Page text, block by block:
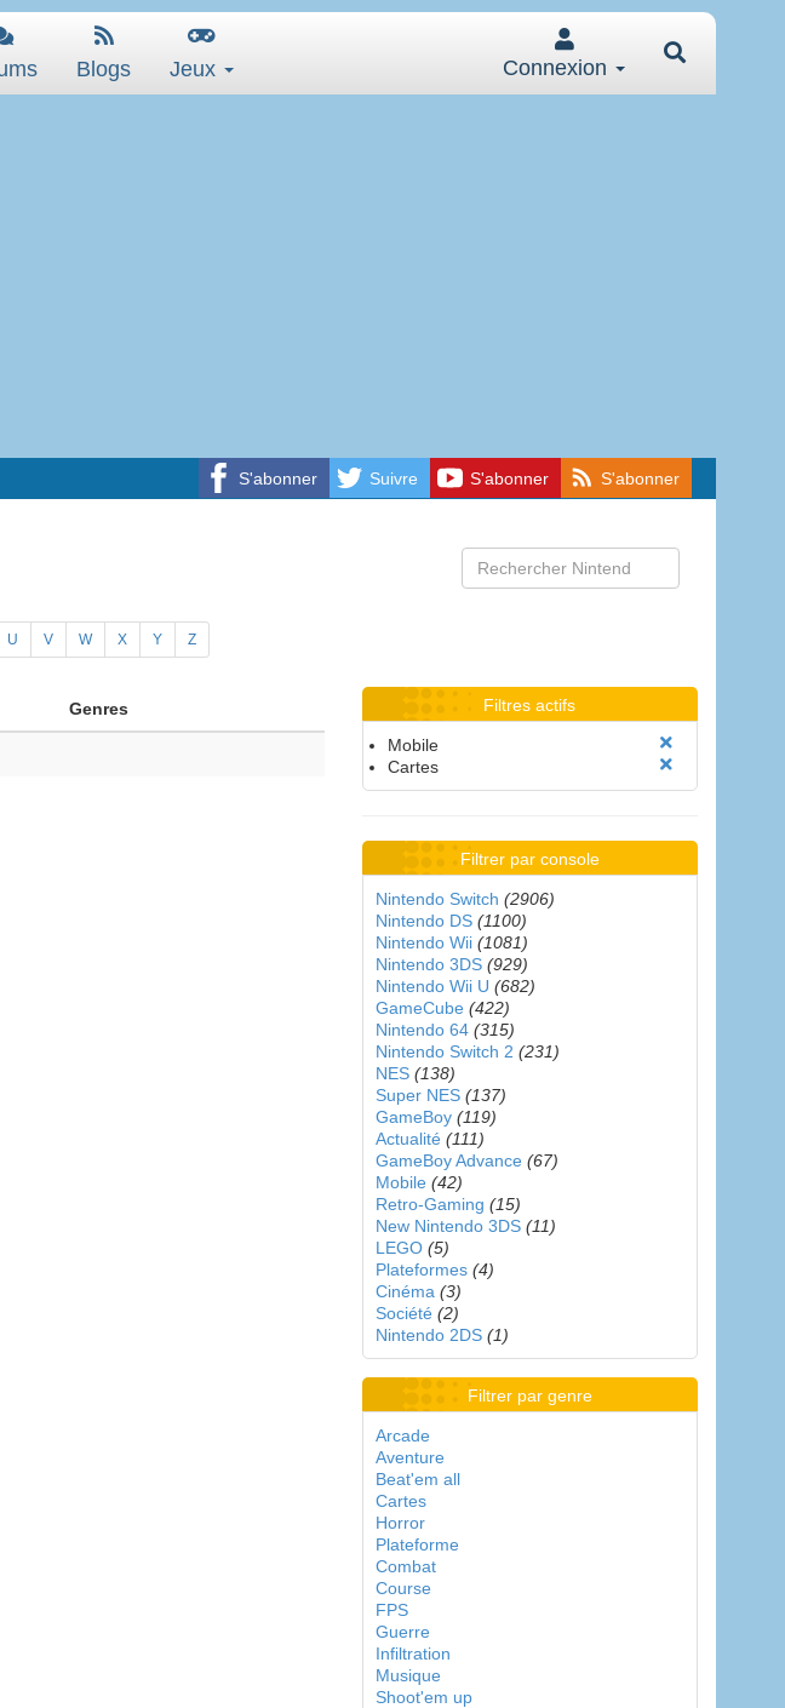
Blogs Jeux Connexion
S'abonner Suivre S'abonner S'abonner
U V W X Y Z
Genres Filtres actifs
Mobile
Cartes
Filtrer par console
Nintendo Switch (2906)
Nintendo DS (1100)
Nintendo Wii (1081)
Nintendo 3DS (929)
Nintendo Wii U (682)
GameCube (422)
Nintendo 64 (315)
Nintendo Switch 2 (231)
NES (138)
Super NES (137)
GameBoy (119)
Actualité (111)
GameBoy Advance (67)
Mobile (42)
Retro-Gaming (15)
New Nintendo 3DS (11)
LEGO (5)
Plateformes (4)
Cinéma (3)
Société (2)
Nintendo 2DS (1)
Filtrer par genre
Arcade
Aventure
Beat'em all
Cartes
Horror
Plateforme
Combat
Course
FPS
Guerre
Infiltration
Musique
Shoot'em up